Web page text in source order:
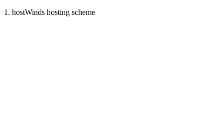
1. hostWinds hosting scheme